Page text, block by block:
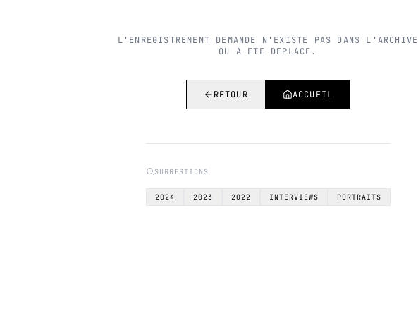
L'ENREGISTREMENT DEMANDE N'EXISTE PAS DANS L'ARCHIVE
OU A ETE DEPLACE.
RETOUR ACCUEIL
SUGGESTIONS
2024 2023 2022 INTERVIEWS PORTRAITS